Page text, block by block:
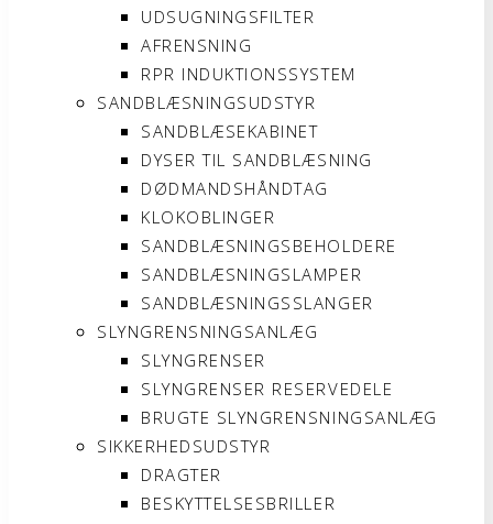
UDSUGNINGSFILTER
AFRENSNING
RPR INDUKTIONSSYSTEM
SANDBLÆSNINGSUDSTYR
SANDBLÆSEKABINET
DYSER TIL SANDBLÆSNING
DØDMANDSHÅNDTAG
KLOKOBLINGER
SANDBLÆSNINGSBEHOLDERE
SANDBLÆSNINGSLAMPER
SANDBLÆSNINGSSLANGER
SLYNGRENSNINGSANLÆG
SLYNGRENSER
SLYNGRENSER RESERVEDELE
BRUGTE SLYNGRENSNINGSANLÆG
SIKKERHEDSUDSTYR
DRAGTER
BESKYTTELSESBRILLER